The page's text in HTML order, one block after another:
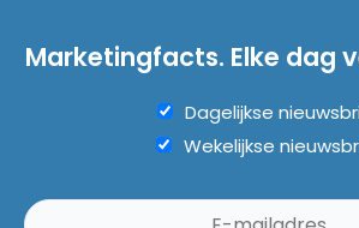
Marketingfacts. Elke dag
Dagelijkse
Wekelijkse